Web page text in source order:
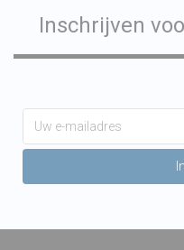
Inschrijven